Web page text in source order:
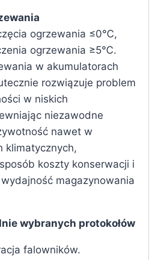
ogrzewania ≤0℃,
ogrzewania ≥5℃.
w akumulatorach
rozwiązuje problem
w niskich
niezawodne
nawet w
klimatycznych,
koszty konserwacji i
magazynowania
wybranych protokołów
falowników.